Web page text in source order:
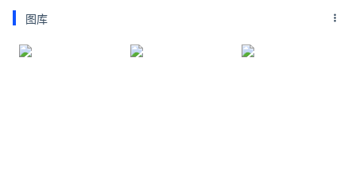
*文章为作者独立观点，不代表 牛品汇 立场
本文由
发表，转载此文章须经作者同意，并请附上出
图库